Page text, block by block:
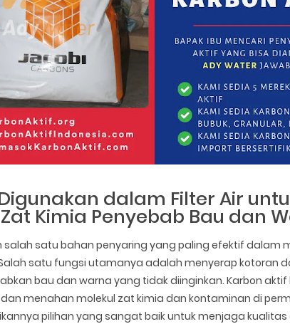
dalam Filter Air
Kimia Penyebab Bau dan
salah satu bahan penyaring yang paling efektif dalam
satu fungsi utamanya adalah menyerap kotoran
bau dan warna yang tidak diinginkan. Karbon
menahan molekul zat kimia dan kontaminan di
pilihan yang sangat baik untuk menjaga kualitas